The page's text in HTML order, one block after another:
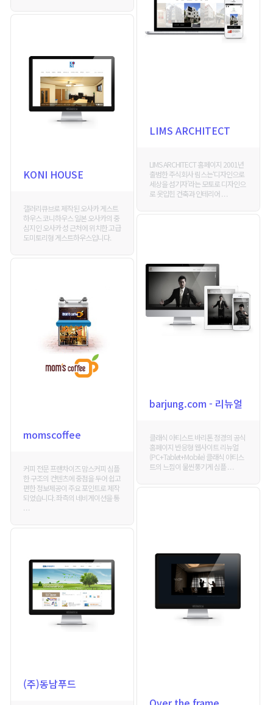
LIMS ARCHITECT
LIMS ARCHITECT 홈페이지 2001년
출범한 주식회사 림스는‘디자인으로
세상을 섬기자’라는 모토로 디자인으
로 옷입힌 건축과 인테리어 . . .
KONI HOUSE
갤러리큐브로 제작된 오사카 게스트
하우스 코니하우스 일본 오사카의 중
심지인 오사카 성 근처에 위치한 고급
도미토리형 게스트하우스입니다.
barjung.com - 리뉴얼
클래식 아티스트 바리톤 정경의 공식
홈페이지 반응형 웹사이트 리뉴얼
(PC+Tablet+Mobile) 클래식 아티스
트의 느낌이 물씬풍기게 심플 . . .
momscoffee
커피 전문 프랜차이즈 맘스커피 심플
한 구조의 컨텐츠에 중점을 두어 쉽고
편한 정보제공이 주요 포인트로 제작
되었습니다. 좌측의 네비게이션을 통
. . .
(주)동남푸드